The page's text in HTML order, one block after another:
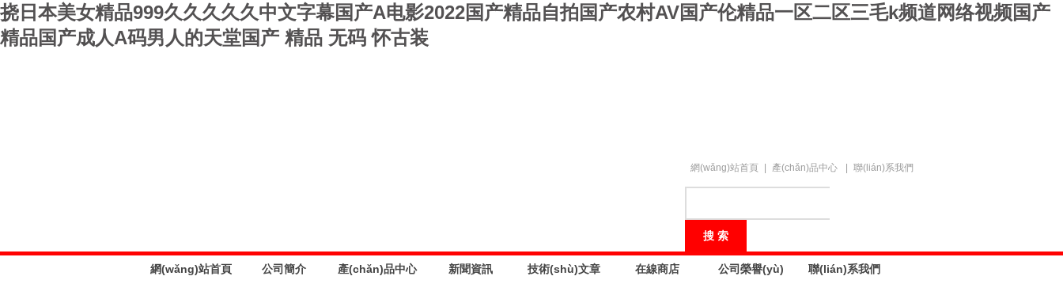
挠日本美女精品999久久久久久中文字幕国产A电影2022国产精品自拍国产农村AV国产伦精品一区二区三毛k频道网络视频国产
精品国产成人A码男人的天堂国产 精品 无码 怀古装
網(wǎng)站首頁 產(chǎn)品中心 聯(lián)系我們
網(wǎng)站首頁 公司簡介 產(chǎn)品中心 新聞資訊 技術(shù)文章 在線商店 公司榮譽(yù) 聯(lián)系我們